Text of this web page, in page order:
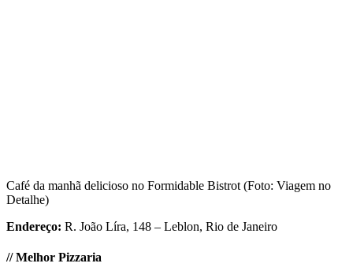
Café da manhã delicioso no Formidable Bistrot (Foto: Viagem no
Detalhe)
Endereço: R. João Líra, 148 – Leblon, Rio de Janeiro
//Melhor Pizzaria